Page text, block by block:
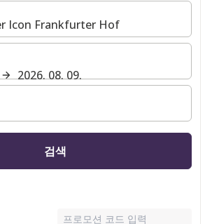
2026. 08. 09.
트 수 선택
검색
프로모션 코드 입력